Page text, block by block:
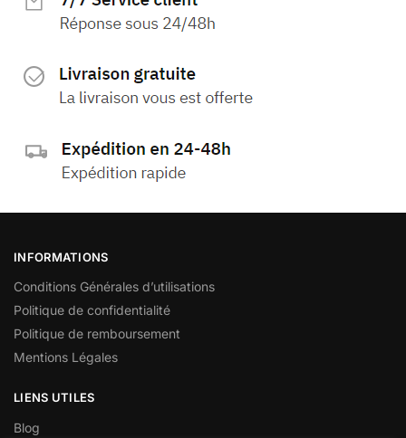
INFORMATIONS
Conditions Générales d’utilisations
Politique de confidentialité
Politique de remboursement
Mentions Légales
LIENS UTILES
Blog